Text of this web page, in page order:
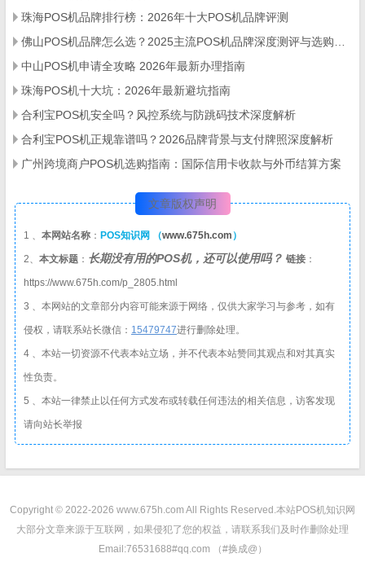
珠海POS机品牌排行榜：2026年十大POS机品牌评测
中山POS机申请全攻略 2026年最新办理指南
珠海POS机十大坑：2026年最新避坑指南
合利宝POS机安全吗？风控系统与防跳码技术深度解析
合利宝POS机正规靠谱吗？2026品牌背景与支付牌照深度解析
广州跨境商户POS机选购指南：国际信用卡收款与外币结算方案
文章版权声明
1 、 本网站名称 ： POS知识网 （www.675h.com ）
2、 本文标题 ： 长期没有用的POS机，还可以使用吗？ 链接 ：
https://www.675h.com/p_2805.html
3 、本网站的文章部分内容可能来源于网络，仅供大家学习与参考，如有
侵权，请联系站长微信： 1 5479747进行删除处理。
4 、本站一切资源不代表本站立场，并不代表本站赞同其观点和对其真实
性负责。
5 、本站一律禁止以任何方式发布或转载任何违法的相关信息，访客发现
请向站长举报
Copyright © 2022-2026 www.675h.com All Rights Reserved. 本站POS机知识网
大部分文章来源于互联网，如果侵犯了您的权益，请联系我们及时作删除处理
Email:76531688#qq.com （#换成@）